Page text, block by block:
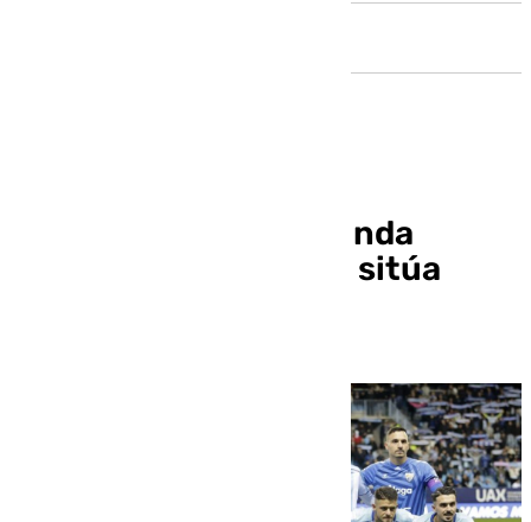
Clasificación de Segunda
División: el Málaga se sitúa